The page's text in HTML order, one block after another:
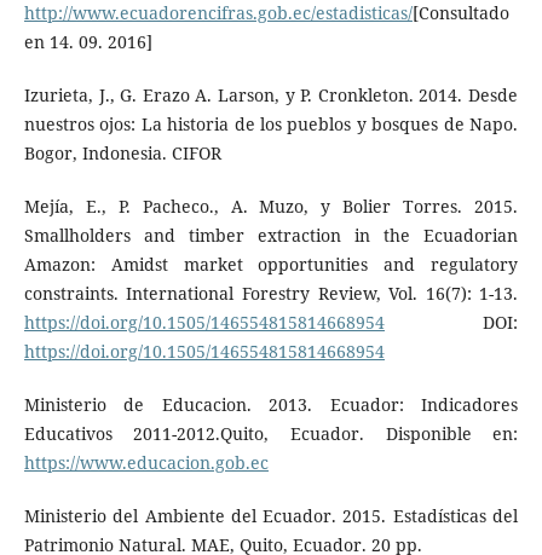
http://www.ecuadorencifras.gob.ec/estadisticas/[Consultado
en 14. 09. 2016]
Izurieta, J., G. Erazo A. Larson, y P. Cronkleton. 2014. Desde
nuestros ojos: La historia de los pueblos y bosques de Napo.
Bogor, Indonesia. CIFOR
Mejía, E., P. Pacheco., A. Muzo, y Bolier Torres. 2015.
Smallholders and timber extraction in the Ecuadorian
Amazon: Amidst market opportunities and regulatory
constraints. International Forestry Review, Vol. 16(7): 1-13.
https://doi.org/10.1505/146554815814668954DOI:
https://doi.org/10.1505/146554815814668954
Ministerio de Educacion. 2013. Ecuador: Indicadores
Educativos 2011-2012.Quito, Ecuador. Disponible en:
https://www.educacion.gob.ec
Ministerio del Ambiente del Ecuador. 2015. Estadísticas del
Patrimonio Natural. MAE, Quito, Ecuador. 20 pp.